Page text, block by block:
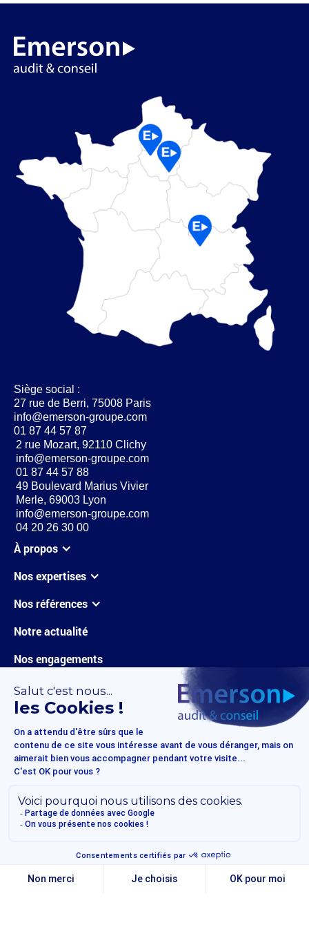
Siège social :
27 rue de Berri, 75008 Paris
info@emerson-groupe.com
01 87 44 57 87
2 rue Mozart, 92110 Clichy
info@emerson-groupe.com
01 87 44 57 88
49 Boulevard Marius Vivier
Merle, 69003 Lyon
info@emerson-groupe.com
04 20 26 30 00
À propos
Nos expertises
Nos références
Notre actualité
Nos engagements
Carrières
Nous contacter
Mentions légales
Politique de confidentialité